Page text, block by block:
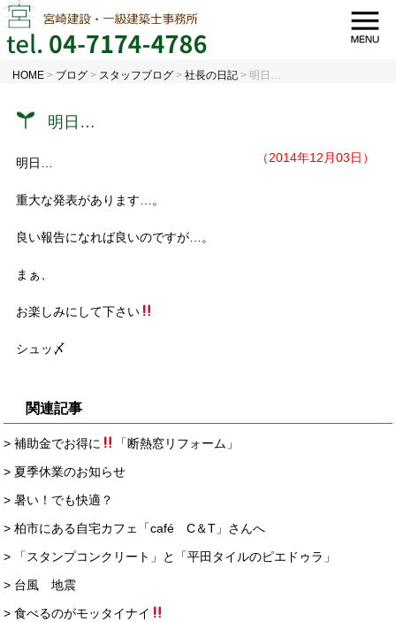
HOME > ブログ > スタッフブログ >社長の日記 > 明日…
明日…
（2014年12月03日）
明日…
重大な発表があります…。
良い報告になれば良いのですが…。
まぁ、
お楽しみにして下さい
シュッ〆
関連記事
> 補助金でお得に
「断熱窓リフォーム」
> 夏季休業のお知らせ
> 暑い！でも快適？
> 柏市にある自宅カフェ「café C＆T」さんへ
> 「スタンプコンクリート」と「平田タイルのピエドゥラ」
> 台風 地震
> 食べるのがモッタイナイ